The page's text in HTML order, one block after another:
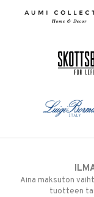
Aina maksuton
tuotteen